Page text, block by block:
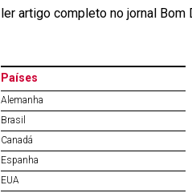
ler artigo completo no jornal Bom
Países
Alemanha
Brasil
Canadá
Espanha
EUA